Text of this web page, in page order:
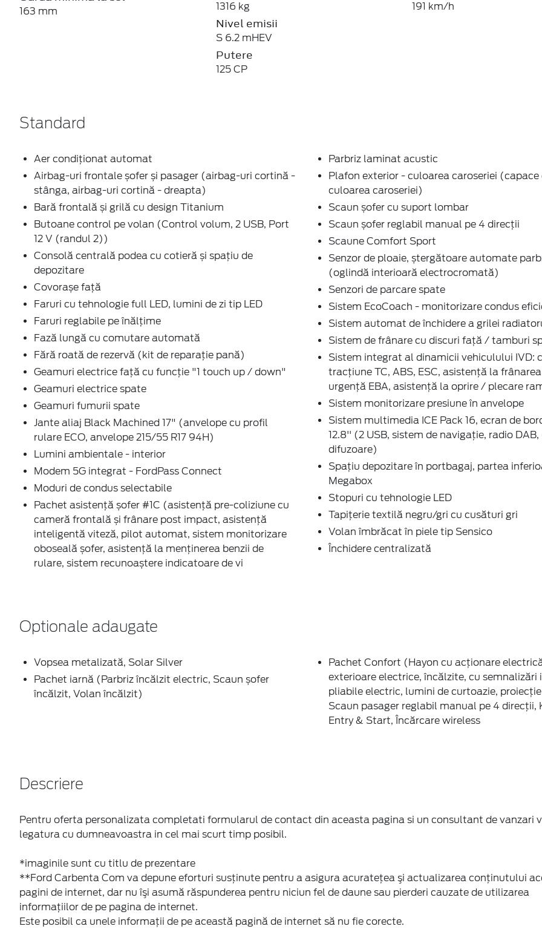
stânga, airbag-uri cortină - dreapta)
Bară frontală și grilă cu design Titanium
12 V (randul 2))
Consolă centrală podea cu cotieră și spațiu de
depozitare
Covorașe față
Faruri cu tehnologie full LED, lumini de zi tip LED
Faruri reglabile pe înălțime
Fază lungă cu comutare automată
Fără roată de rezervă (kit de reparație pană)
Geamuri electrice față cu funcție "1 touch up / down"
Geamuri electrice spate
Geamuri fumurii spate
Jante aliaj Black Machined 17" (anvelope cu profil
rulare ECO, anvelope 215/55 R17 94H)
Lumini ambientale - interior
Modem 5G integrat - FordPass Connect
Moduri de condus selectabile
Pachet asistență șofer #1C (asistență pre-coliziune cu
cameră frontală și frânare post impact, asistență
inteligentă viteză, pilot automat, sistem monitorizare
oboseală șofer, asistență la menținerea benzii de
rulare, sistem recunoaștere indicatoare de vi
Scaune Comfort Sport
Senzor de ploaie, ștergătoare automate
(oglindă interioară electrocromată)
Senzori de parcare spate
Sistem EcoCoach - monitorizare condus
Sistem automat de închidere a grilei
Sistem de frânare cu discuri față / tamburi
Sistem integrat al dinamicii vehiculului IVD:
tracțiune TC, ABS, ESC, asistență la frânarea
urgență EBA, asistență la oprire / plecare
Sistem monitorizare presiune în anvelope
Sistem multimedia ICE Pack 16, ecran de
12.8'' (2 USB, sistem de navigație, radio DAB,
difuzoare)
Spațiu depozitare în portbagaj, partea
Megabox
Stopuri cu tehnologie LED
Tapițerie textilă negru/gri cu cusături gri
Volan îmbrăcat în piele tip Sensico
Închidere centralizată
Optionale adaugate
încălzit, Volan încălzit)
*imaginile sunt cu titlu de prezentare
pagini de internet, dar nu îşi asumă răspunderea pentru niciun fel de daune sau pierderi cauzate de utilizarea
informaţiilor de pe pagina de internet.
MODELE NOI LINK-URI RAPIDE FINANTARE